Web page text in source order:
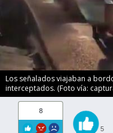
Los señalados viajaban a
interceptados. (Foto vía:
8
5